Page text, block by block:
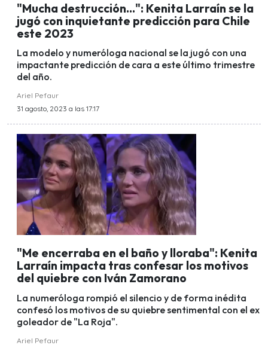
"Mucha destrucción...": Kenita Larraín se la
jugó con inquietante predicción para Chile
este 2023
La modelo y numeróloga nacional se la jugó con una
impactante predicción de cara a este último trimestre
del año.
Ariel Pefaur
31 agosto, 2023 a las 17:17
"Me encerraba en el baño y lloraba": Kenita
Larraín impacta tras confesar los motivos
del quiebre con Iván Zamorano
La numeróloga rompió el silencio y de forma inédita
confesó los motivos de su quiebre sentimental con el ex
goleador de "La Roja".
Ariel Pefaur